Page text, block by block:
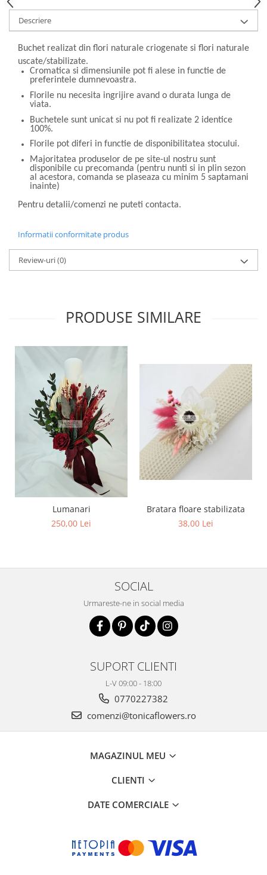
Descriere
Buchet realizat din flori naturale criogenate si flori naturale
uscate/stabilizate.
Cromatica si dimensiunile pot fi alese in functie de
preferintele dumnevoastra.
Florile nu necesita ingrijire avand o durata lunga de
viata.
Buchetele sunt unicat si nu pot fi realizate 2 identice
100%.
Florile pot diferi in functie de disponibilitatea stocului.
Majoritatea produselor de pe site-ul nostru sunt
disponibile cu precomanda (pentru nunti si in plin sezon
al acestora, comanda se plaseaza cu minim 5 saptamani
inainte)
Pentru detalii/comenzi ne puteti contacta.
Informatii conformitate produs
Review-uri(0)
PRODUSE SIMILARE
Lumanari
250,00 Lei
Bratara floare stabilizata
38,00 Lei
SOCIAL
Urmareste-ne in social media
SUPORT CLIENTI
L-V 09:00 - 18:00
0770227382
comenzi@tonicaflowers.ro
MAGAZINUL MEU
CLIENTI
DATE COMERCIALE